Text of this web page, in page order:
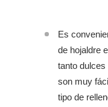
Es
de hojaldre
tanto
son muy
tipo de